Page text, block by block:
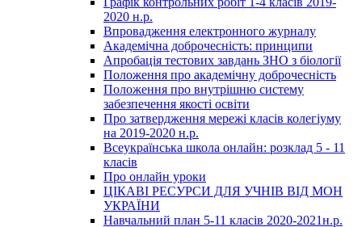
2020 н.р.
Впровадження електронного журналу
Академічна доброчесність: принципи
Апробація тестових завдань ЗНО з біології
Положення про академічну доброчесність
Положення про внутрішню систему
забезпечення якості освіти
Про затвердження мережі класів колегіуму
на 2019-2020 н.р.
Всеукраїнська школа онлайн: розклад 5 - 11
класів
Про онлайн уроки
ЦІКАВІ РЕСУРСИ ДЛЯ УЧНІВ ВІД МОН
УКРАЇНИ
Навчальний план 5-11 класів 2020-2021н.р.